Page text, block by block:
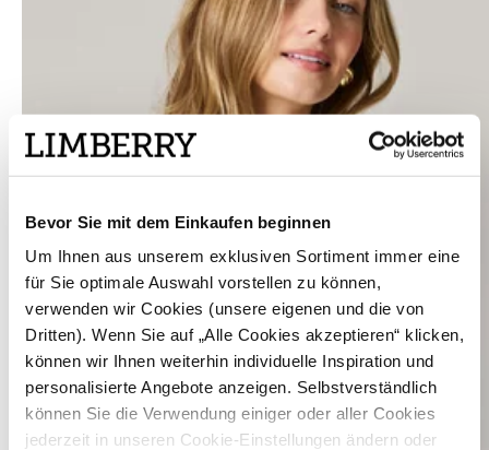
Bevor Sie mit dem Einkaufen beginnen
Um Ihnen aus unserem exklusiven Sortiment immer eine
für Sie optimale Auswahl vorstellen zu können,
verwenden wir Cookies (unsere eigenen und die von
Dritten). Wenn Sie auf „Alle Cookies akzeptieren“ klicken,
können wir Ihnen weiterhin individuelle Inspiration und
personalisierte Angebote anzeigen. Selbstverständlich
können Sie die Verwendung einiger oder aller Cookies
jederzeit in unseren Cookie-Einstellungen ändern oder